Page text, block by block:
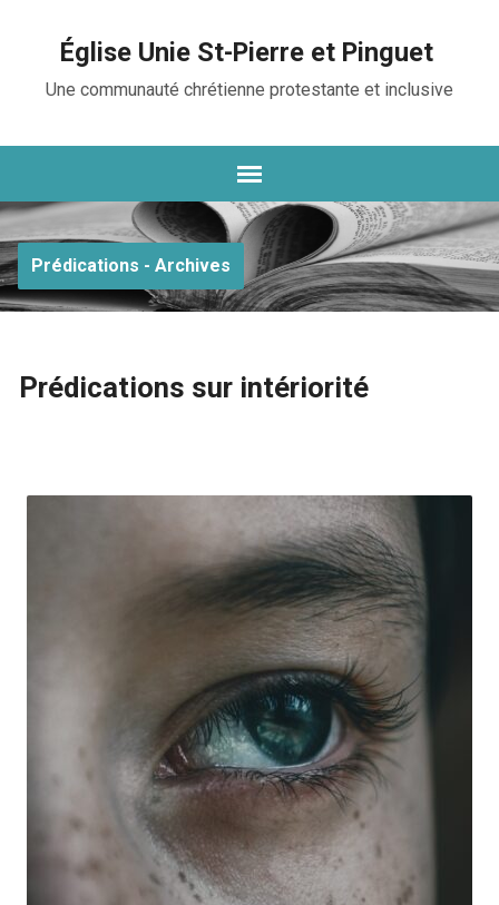
Église Unie St-Pierre et Pinguet
Une communauté chrétienne protestante et inclusive
Prédications - Archives
Prédications sur intériorité